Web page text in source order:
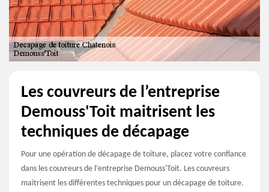
Les couvreurs de l’entreprise
Demouss'Toit maitrisent les
techniques de décapage
Pour une opération de décapage de toiture, placez votre confiance
dans les couvreurs de l’entreprise Demouss'Toit. Les couvreurs
maitrisent les différentes techniques pour un décapage de toiture.